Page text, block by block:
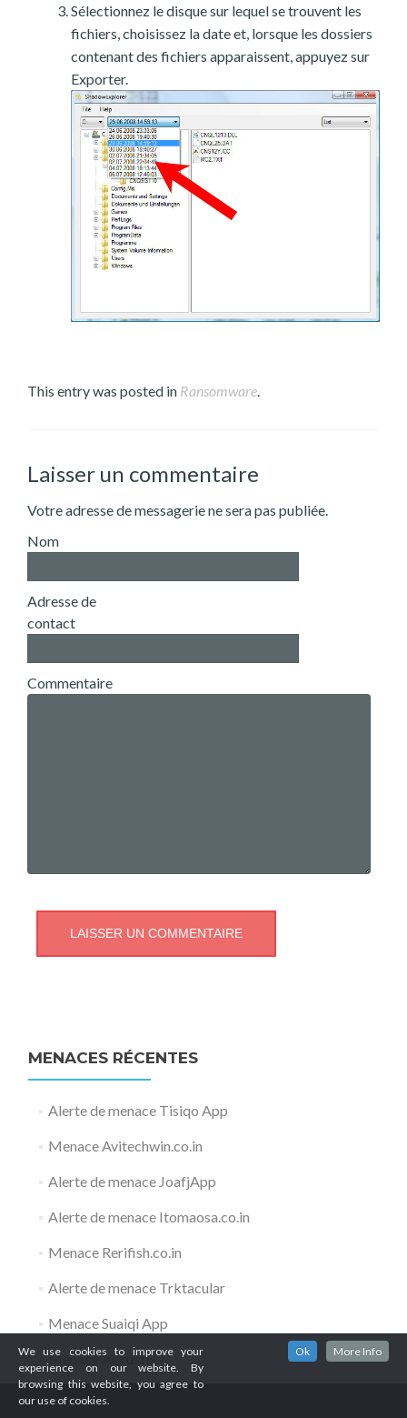
Sélectionnez le disque sur lequel se trouvent les
fichiers, choisissez la date et, lorsque les dossiers
contenant des fichiers apparaissent, appuyez sur
Exporter.
This entry was posted in Ransomware.
Laisser un commentaire
Votre adresse de messagerie ne sera pas publiée.
Nom
Adresse de
contact
Commentaire
MENACES RÉCENTES
Alerte de menace Tisiqo App
Menace Avitechwin.co.in
Alerte de menace JoafjApp
Alerte de menace Itomaosa.co.in
Menace Rerifish.co.in
Alerte de menace Trktacular
Menace Suaiqi App
Menace Altrustix
We use cookies to improve your
experience on our website. By
browsing this website, you agree to
our use of cookies.
Ok More Info